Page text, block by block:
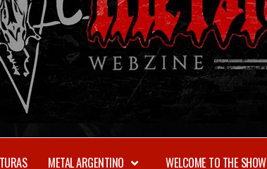
METAL ARGENTINO WELCOME TO THE SHOW